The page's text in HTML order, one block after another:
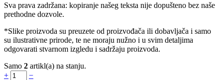
Sva prava zadržana: kopiranje našeg teksta nije dopušteno bez naše
prethodne dozvole.
*Slike proizvoda su preuzete od proizvođača ili dobavljača i samo
su ilustrativne prirode, te ne moraju nužno i u svim detaljima
odgovarati stvarnom izgledu i sadržaju proizvoda.
Samo 2 artikl(a) na stanju.
+
−